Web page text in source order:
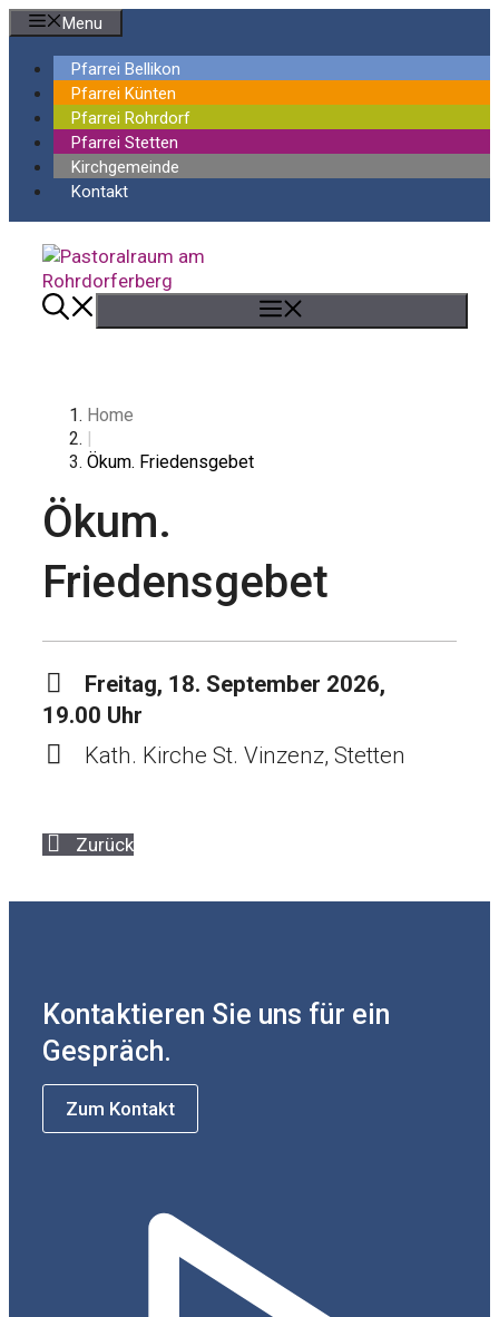
Springe
Inhalt
Menu
Pfarrei Bellikon
Pfarrei Künten
Pfarrei Rohrdorf
Pfarrei Stetten
Kirchgemeinde
Kontakt
Home
|
Ökum. Friedensgebet
Ökum.
Friedensgebet
Freitag, 18. September 2026,
19.00 Uhr
Kath. Kirche St. Vinzenz, Stetten
Zurück
Kontaktieren Sie uns für ein
Gespräch.
Zum Kontakt